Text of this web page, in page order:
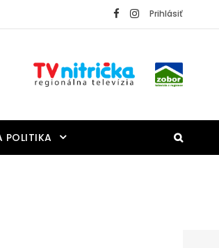
Prihlásiť
POLITIKA